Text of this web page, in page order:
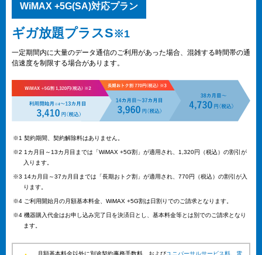
WiMAX +5G(SA)対応プラン
ギガ放題プラスS※1
一定期間内に大量のデータ通信のご利用があった場合、混雑する時間帯の通
信速度を制限する場合があります。
※1 契約期間、契約解除料はありません。
※2 1カ月目～13カ月目までは「WiMAX +5G割」が適用され、1,320円（税込）の割引が
入ります。
※3 14カ月目～37カ月目までは「長期おトク割」が適用され、770円（税込）の割引が入
ります。
※4 ご利用開始月の月額基本料金、WiMAX +5G割は日割りでのご請求となります。
※4 機器購入代金はお申し込み完了日を決済日とし、基本料金等とは別でのご請求となり
ます。
月額基本料金以外に別途契約事務手数料、およびユニバーサルサービス料
電